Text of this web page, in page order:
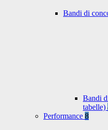
Bandi di
Bandi
tabelle)
Performance 8